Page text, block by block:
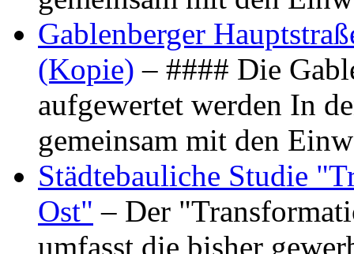
Gablenberger
(Kopie) – #### Die
aufgewertet werden In
gemeinsam mit den
Städtebauliche Studie
Ost" – Der
umfasst die bisher